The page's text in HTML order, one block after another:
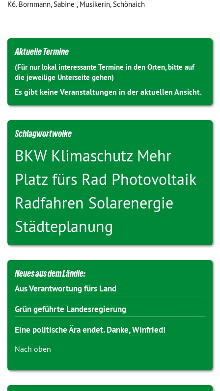
K6. Bornmann, Sabine , Musikerin, Schönaich
Aktuelle Termine
(Für nur lokal interessante Termine in den Orten, bitte auf
die jeweilige Unterseite gehen)
Es gibt keine Veranstaltungen in der aktuellen Ansicht.
Schlagwortwolke
BKW Klimaschutz Mehr
Platz fürs Rad Photovoltaik
Radfahren Solarenergie
Städteplanung
Neues aus dem Ländle:
Aus Verantwortung fürs Land
Grün geführte Landesregierung
Eine politische Ära endet. Danke, Winfried!
Nach oben